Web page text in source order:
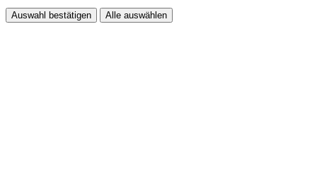
Auswahl bestätigen Alle auswählen